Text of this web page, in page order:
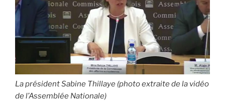
La président Sabine Thillaye (photo extraite de la vidéo
de l’Assemblée Nationale)